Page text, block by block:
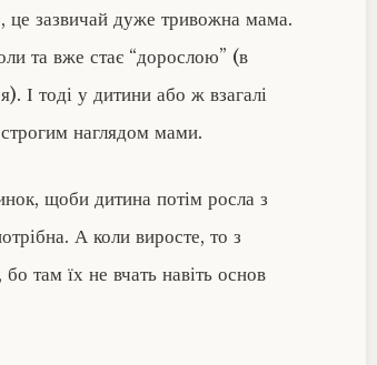
це зазвичай дуже тривожна мама.
та вже стає “дорослою” (в
І тоді у дитини або ж взагалі
наглядом мами.
щоби дитина потім росла з
А коли виросте, то з
там їх не вчать навіть основ